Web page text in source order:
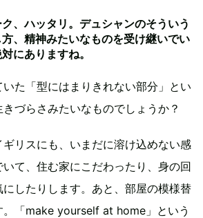
、ハッタリ。デュシャンのそういう
、精神みたいなものを受け継いでい
にありますね。
た「型にはまりきれない部分」とい
づらさみたいなものでしょうか？
ギリスにも、いまだに溶け込めない感
いて、住む家にこだわったり、身の回
にしたりします。あと、部屋の模様替
。「make yourself at home」という